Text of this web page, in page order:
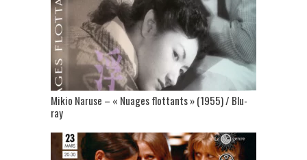
Mikio Naruse – « Nuages flottants » (1955) / Blu-
ray